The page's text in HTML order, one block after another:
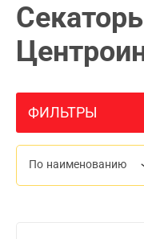
ФИЛЬТРЫ
По наименованию